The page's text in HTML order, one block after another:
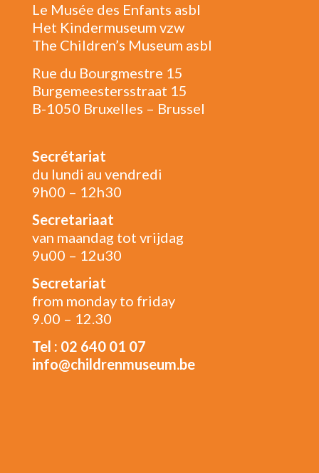
Le Musée des Enfants asbl
Het Kindermuseum vzw
The Children’s Museum asbl
Rue du Bourgmestre 15
Burgemeestersstraat 15
B-1050 Bruxelles – Brussel
Secrétariat
du lundi au vendredi
9h00 – 12h30
Secretariaat
van maandag tot vrijdag
9u00 – 12u30
Secretariat
from monday to friday
9.00 – 12.30
Tel : 02 640 01 07
info@childrenmuseum.be